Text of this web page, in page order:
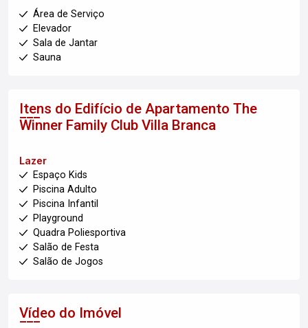
Área de Serviço
Elevador
Sala de Jantar
Sauna
Itens do Edifício de Apartamento The
Winner Family Club Villa Branca
Lazer
Espaço Kids
Piscina Adulto
Piscina Infantil
Playground
Quadra Poliesportiva
Salão de Festa
Salão de Jogos
Vídeo do Imóvel